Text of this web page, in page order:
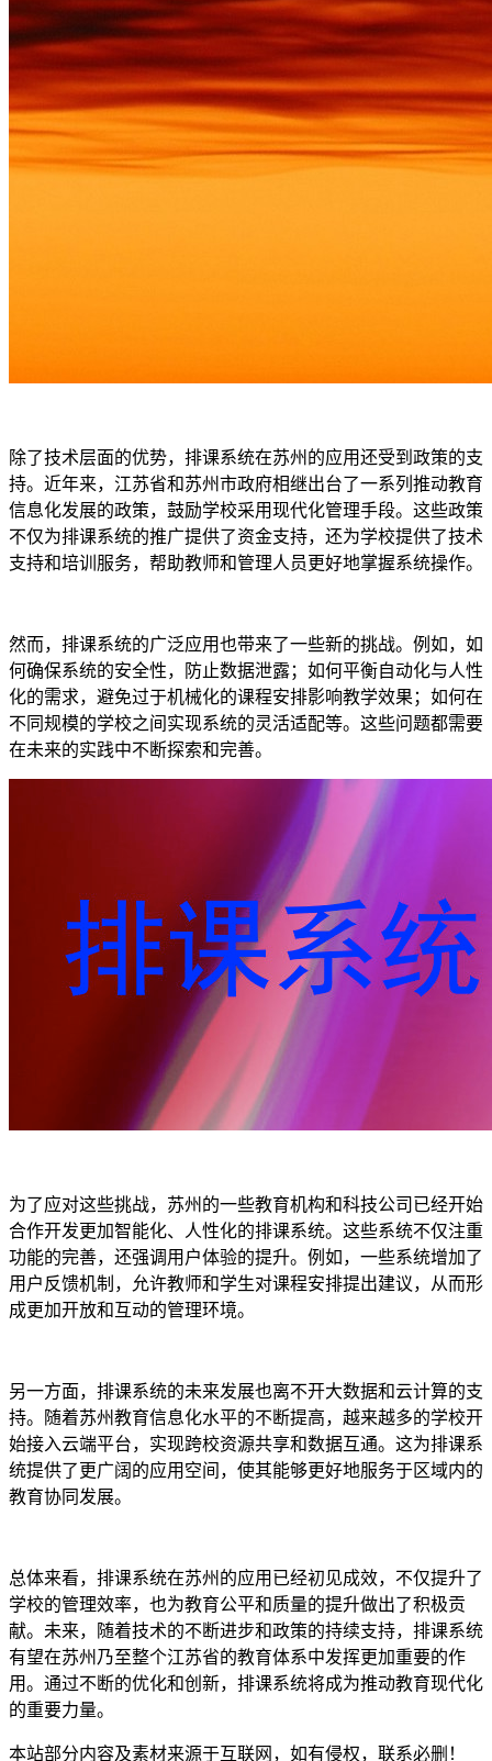
除了技术层面的优势，排课系统在苏州的应用还受到政策的支
持。近年来，江苏省和苏州市政府相继出台了一系列推动教育
信息化发展的政策，鼓励学校采用现代化管理手段。这些政策
不仅为排课系统的推广提供了资金支持，还为学校提供了技术
支持和培训服务，帮助教师和管理人员更好地掌握系统操作。
然而，排课系统的广泛应用也带来了一些新的挑战。例如，如
何确保系统的安全性，防止数据泄露；如何平衡自动化与人性
化的需求，避免过于机械化的课程安排影响教学效果；如何在
不同规模的学校之间实现系统的灵活适配等。这些问题都需要
在未来的实践中不断探索和完善。
为了应对这些挑战，苏州的一些教育机构和科技公司已经开始
合作开发更加智能化、人性化的排课系统。这些系统不仅注重
功能的完善，还强调用户体验的提升。例如，一些系统增加了
用户反馈机制，允许教师和学生对课程安排提出建议，从而形
成更加开放和互动的管理环境。
另一方面，排课系统的未来发展也离不开大数据和云计算的支
持。随着苏州教育信息化水平的不断提高，越来越多的学校开
始接入云端平台，实现跨校资源共享和数据互通。这为排课系
统提供了更广阔的应用空间，使其能够更好地服务于区域内的
教育协同发展。
总体来看，排课系统在苏州的应用已经初见成效，不仅提升了
学校的管理效率，也为教育公平和质量的提升做出了积极贡
献。未来，随着技术的不断进步和政策的持续支持，排课系统
有望在苏州乃至整个江苏省的教育体系中发挥更加重要的作
用。通过不断的优化和创新，排课系统将成为推动教育现代化
的重要力量。
本站部分内容及素材来源于互联网，如有侵权，联系必删！